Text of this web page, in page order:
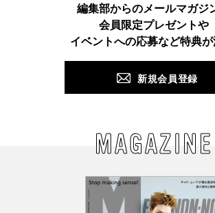
TikTok Facebook Pinterest
編集部からのメールマガジ
会員限定プレゼントや
イベントへの応募など特典
新規会員登録
MAGAZINE